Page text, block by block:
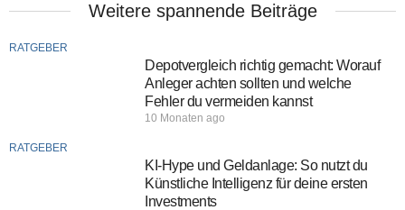
Weitere spannende Beiträge
RATGEBER
Depotvergleich richtig gemacht: Worauf
Anleger achten sollten und welche
Fehler du vermeiden kannst
10 Monaten ago
RATGEBER
KI-Hype und Geldanlage: So nutzt du
Künstliche Intelligenz für deine ersten
Investments